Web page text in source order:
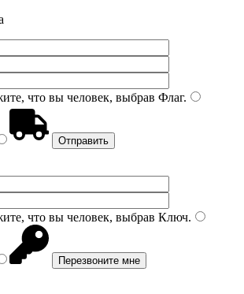
что вы человек, выбрав Флаг.
что вы человек, выбрав Ключ.